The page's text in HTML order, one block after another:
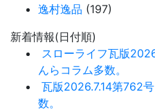
逸村逸品 (197)
新着情報(日付順)
スローライフ瓦版
んらコラム多数。
瓦版2026.7.14第762
数。